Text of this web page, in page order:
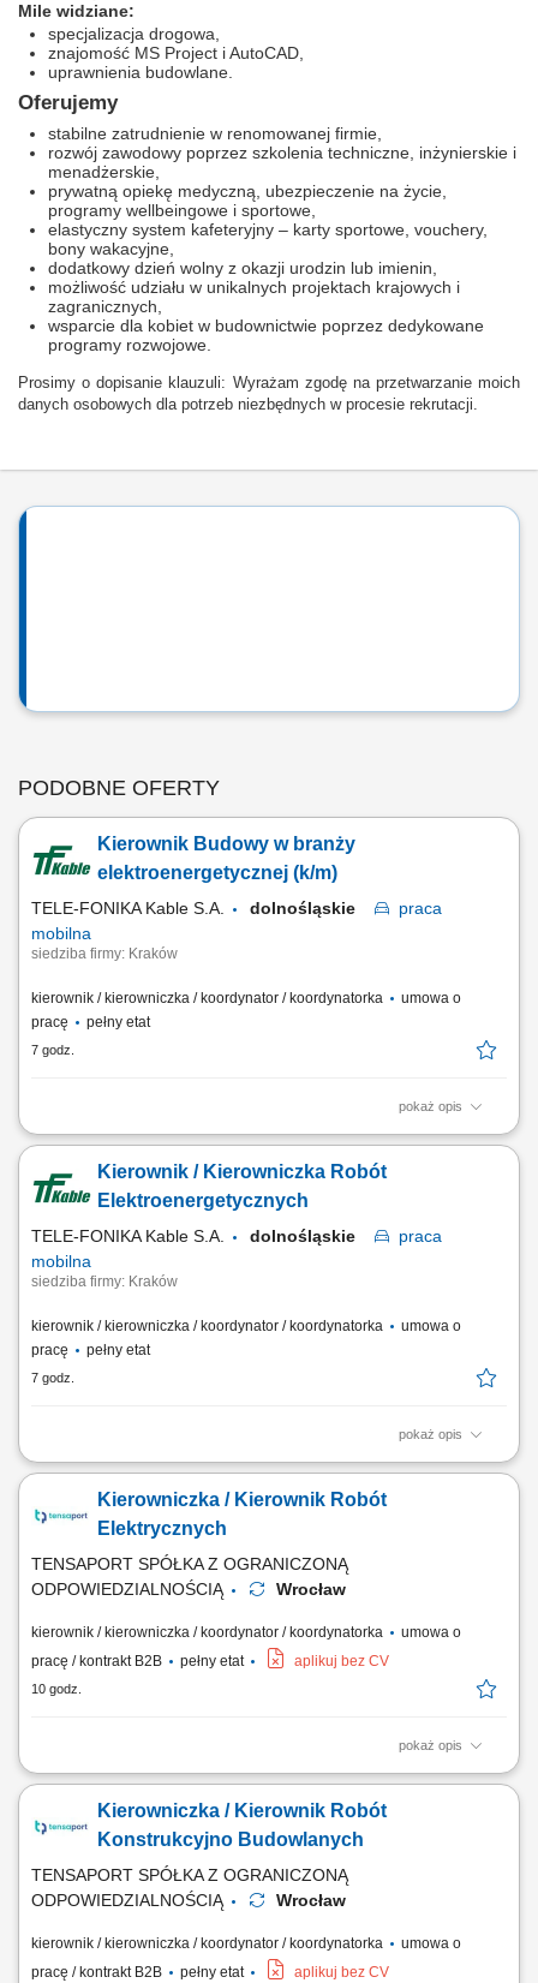
Mile widziane:
specjalizacja drogowa,
znajomość MS Project i AutoCAD,
uprawnienia budowlane.
Oferujemy
stabilne zatrudnienie w renomowanej firmie,
rozwój zawodowy poprzez szkolenia techniczne, inżynierskie i
menadżerskie,
prywatną opiekę medyczną, ubezpieczenie na życie,
programy wellbeingowe i sportowe,
elastyczny system kafeteryjny – karty sportowe, vouchery,
bony wakacyjne,
dodatkowy dzień wolny z okazji urodzin lub imienin,
możliwość udziału w unikalnych projektach krajowych i
zagranicznych,
wsparcie dla kobiet w budownictwie poprzez dedykowane
programy rozwojowe.
Prosimy o dopisanie klauzuli: Wyrażam zgodę na przetwarzanie moich
danych osobowych dla potrzeb niezbędnych w procesie rekrutacji.
PODOBNE OFERTY
Kierownik Budowy w branży
elektroenergetycznej (k/m)
TELE-FONIKA Kable S.A. dolnośląskie
praca
mobilna
siedziba firmy: Kraków
kierownik / kierowniczka / koordynator / koordynatorka
umowa o
pracę
pełny etat
7 godz.
pokaż opis
Miejsce pracy stacjonarnej: Kraków lub Myślenice oraz budowy na
obowiązków Pełnienie funkcji Kierownika Budowy podczas realizacji
obiektów elektroenergetycznych, szczególne budowy linii kablowych
Kierownik / Kierowniczka Robót
Elektroenergetycznych
TELE-FONIKA Kable S.A. dolnośląskie
praca
mobilna
siedziba firmy: Kraków
kierownik / kierowniczka / koordynator / koordynatorka
umowa o
pracę
pełny etat
7 godz.
pokaż opis
Miejsce pracy stacjonarnej: Kraków lub Myślenice oraz budowy na
stanowiska kompleksowe prowadzenie projektów
elektroenergetycznych związanych z liniami kablowymi WN i
Kierowniczka / Kierownik Robót
Elektrycznych
TENSAPORT SPÓŁKA Z OGRANICZONĄ
ODPOWIEDZIALNOŚCIĄ
Wrocław
kierownik / kierowniczka / koordynator / koordynatorka
umowa o
pracę / kontrakt B2B
pełny etat aplikuj bez CV
10 godz.
pokaż opis
Zadania: Operacyjne prowadzenie i odbiór robót elektroenergetycznych
podwykonawców oraz pracowników etatowych; Przygotowywanie
harmonogramów materiałowych, wdrożeniowych i metodologii prac;
Kierowniczka / Kierownik Robót
Konstrukcyjno Budowlanych
TENSAPORT SPÓŁKA Z OGRANICZONĄ
ODPOWIEDZIALNOŚCIĄ
Wrocław
kierownik / kierowniczka / koordynator / koordynatorka
umowa o
pracę / kontrakt B2B
pełny etat aplikuj bez CV